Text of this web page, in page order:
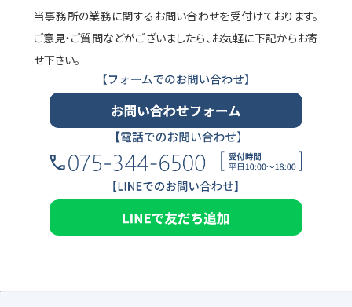
当事務所の業務に関するお問い合わせを受付けております。
ご意見・ご質問などがございましたら、お気軽に下記からお寄
せ下さい。